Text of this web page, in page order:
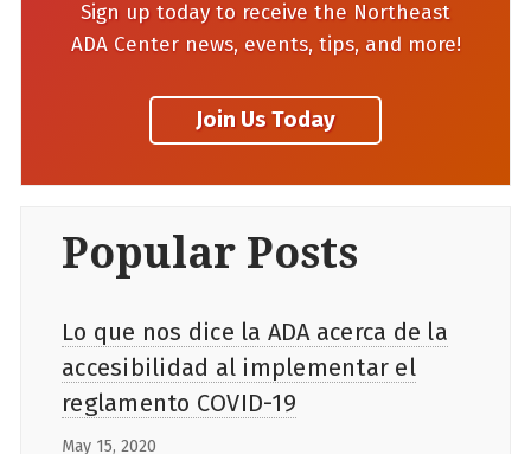
Sign up today to receive the Northeast
ADA Center news, events, tips, and more!
Popular Posts
Lo que nos dice la ADA acerca de la
accesibilidad al implementar el
reglamento COVID-19
May 15, 2020